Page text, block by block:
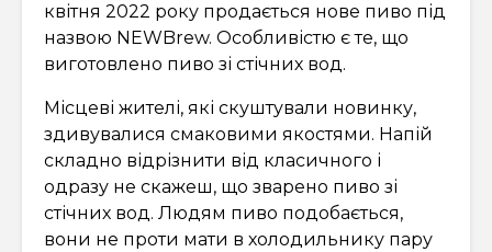
квітня 2022 року продається нове пиво під
назвою NEWBrew. Особливістю є те, що
виготовлено пиво зі стічних вод.
Місцеві жителі, які скуштували новинку,
здивувалися смаковими якостями. Напій
складно відрізнити від класичного і
одразу не скажеш, що зварено пиво зі
стічних вод. Людям пиво подобається,
вони не проти мати в холодильнику пару